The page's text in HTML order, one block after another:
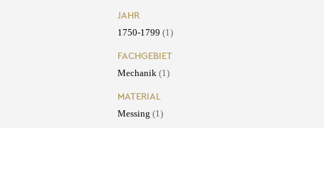
JAHR
1750-1799 (1)
FACHGEBIET
Mechanik (1)
MATERIAL
Messing (1)